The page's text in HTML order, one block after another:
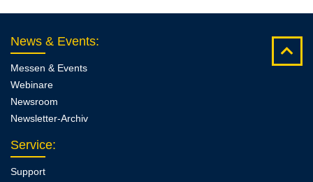
News & Events:
Messen & Events
Webinare
Newsroom
Newsletter-Archiv
Service:
Support